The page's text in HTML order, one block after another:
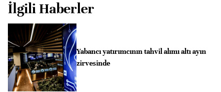
İlgili Haberler
Yabancı yatırımcının tahvil alımı altı ayın
zirvesinde